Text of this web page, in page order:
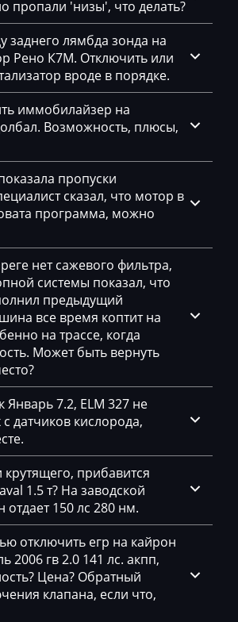
пропали 'низы', что делать?
заднего лямбда зонда на
Рено К7М. Отключить или
вроде в порядке.
иммобилайзер на
Возможность, плюсы,
пропуски
сказал, что мотор в
программа, можно
нет сажевого фильтра,
системы показал, что
предыдущий
все время коптит на
на трассе, когда
Может быть вернуть
Январь 7.2, ELM 327 не
датчиков кислорода,
крутящего, прибавится
1.5 т? На заводской
150 лс 280 нм.
отключить егр на кайрон
2006 гв 2.0 141 лс. акпп,
Цена? Обратный
клапана, если что,